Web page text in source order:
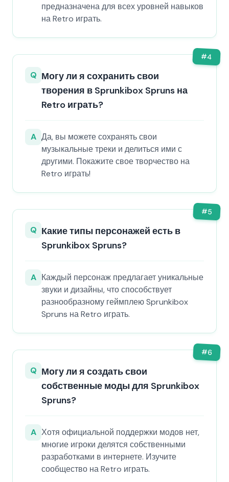
предназначена для всех уровней навыков
на Retro играть.
#4
Q Могу ли я сохранить свои
творения в Sprunkibox Spruns на
Retro играть?
A Да, вы можете сохранять свои
музыкальные треки и делиться ими с
другими. Покажите свое творчество на
Retro играть!
#5
Q Какие типы персонажей есть в
Sprunkibox Spruns?
A Каждый персонаж предлагает уникальные
звуки и дизайны, что способствует
разнообразному геймплею Sprunkibox
Spruns на Retro играть.
#6
Q Могу ли я создать свои
собственные моды для Sprunkibox
Spruns?
A Хотя официальной поддержки модов нет,
многие игроки делятся собственными
разработками в интернете. Изучите
сообщество на Retro играть.